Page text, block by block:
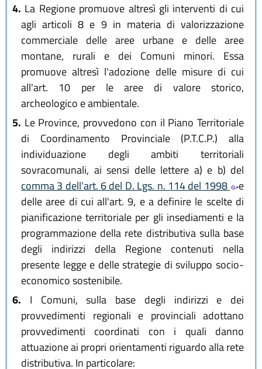
4. La Regione promuove altresì gli interventi di cui
agli articoli 8 e 9 in materia di valorizzazione
commerciale delle aree urbane e delle aree
montane, rurali e dei Comuni minori. Essa
promuove altresì l'adozione delle misure di cui
all'art. 10 per le aree di valore storico,
archeologico e ambientale.
5. Le Province, provvedono con il Piano Territoriale
di Coordinamento Provinciale (P.T.C.P.) alla
individuazione degli ambiti territoriali
sovracomunali, ai sensi delle lettere a) e b) del
comma 3 dell'art. 6 del D. Lgs. n. 114 del 1998
e
delle aree di cui all'art. 9, e a definire le scelte di
pianificazione territoriale per gli insediamenti e la
programmazione della rete distributiva sulla base
degli indirizzi della Regione contenuti nella
presente legge e delle strategie di sviluppo socio-
economico sostenibile.
6. I Comuni, sulla base degli indirizzi e dei
provvedimenti regionali e provinciali adottano
provvedimenti coordinati con i quali danno
attuazione ai propri orientamenti riguardo alla rete
distributiva. In particolare: